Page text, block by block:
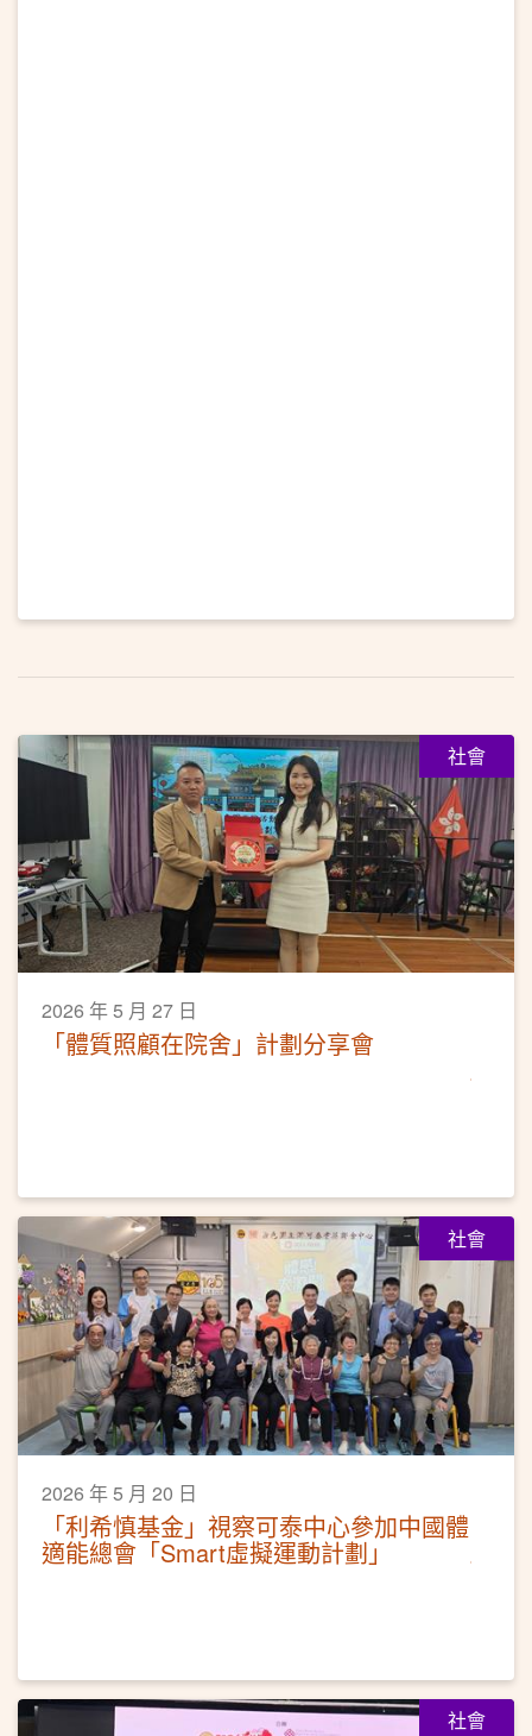
社會
2026 年 5 月 27 日
「體質照顧在院舍」計劃分享會
社會
2026 年 5 月 20 日
「利希慎基金」視察可泰中心參加中國體
適能總會「Smart虛擬運動計劃」
社會